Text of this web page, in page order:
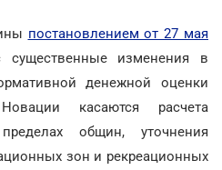
постановлением от 27 мая
изменения в
денежной оценки
касаются расчета
общин, уточнения
зон и рекреационных